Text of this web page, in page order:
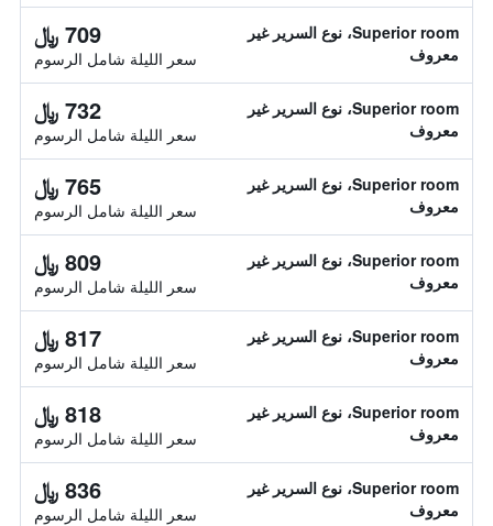
Superior room، نوع السرير غير
معروف
709 ﷼
سعر الليلة شامل الرسوم
Superior room، نوع السرير غير
معروف
732 ﷼
سعر الليلة شامل الرسوم
Superior room، نوع السرير غير
معروف
765 ﷼
سعر الليلة شامل الرسوم
Superior room، نوع السرير غير
معروف
809 ﷼
سعر الليلة شامل الرسوم
Superior room، نوع السرير غير
معروف
817 ﷼
سعر الليلة شامل الرسوم
Superior room، نوع السرير غير
معروف
818 ﷼
سعر الليلة شامل الرسوم
Superior room، نوع السرير غير
معروف
836 ﷼
سعر الليلة شامل الرسوم